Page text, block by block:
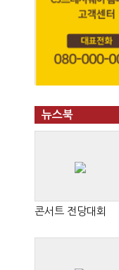
뉴스북
콘서트 전당대회